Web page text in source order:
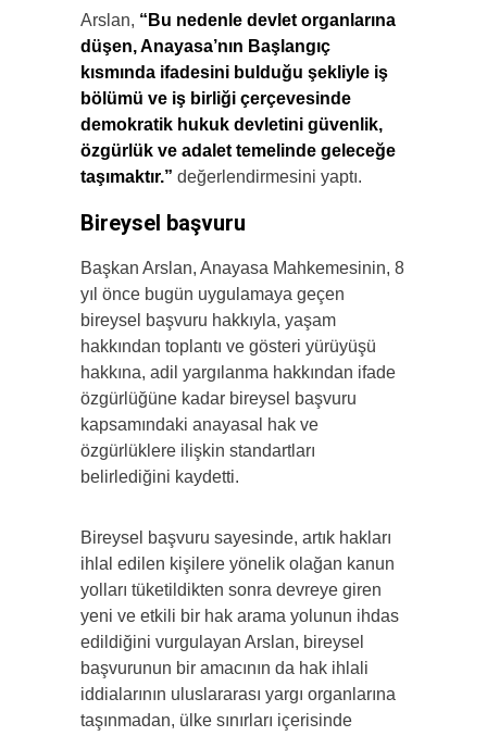
Arslan, “Bu nedenle devlet organlarına
düşen, Anayasa’nın Başlangıç
kısmında ifadesini bulduğu şekliyle iş
bölümü ve iş birliği çerçevesinde
demokratik hukuk devletini güvenlik,
özgürlük ve adalet temelinde geleceğe
taşımaktır.” değerlendirmesini yaptı.
Bireysel başvuru
Başkan Arslan, Anayasa Mahkemesinin, 8
yıl önce bugün uygulamaya geçen
bireysel başvuru hakkıyla, yaşam
hakkından toplantı ve gösteri yürüyüşü
hakkına, adil yargılanma hakkından ifade
özgürlüğüne kadar bireysel başvuru
kapsamındaki anayasal hak ve
özgürlüklere ilişkin standartları
belirlediğini kaydetti.
Bireysel başvuru sayesinde, artık hakları
ihlal edilen kişilere yönelik olağan kanun
yolları tüketildikten sonra devreye giren
yeni ve etkili bir hak arama yolunun ihdas
edildiğini vurgulayan Arslan, bireysel
başvurunun bir amacının da hak ihlali
iddialarının uluslararası yargı organlarına
taşınmadan, ülke sınırları içerisinde